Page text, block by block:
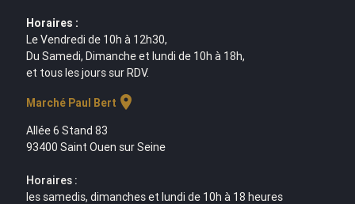
Horaires :
Le Vendredi de 10h à 12h30,
Du Samedi, Dimanche et lundi de 10h à 18h,
et tous les jours sur RDV.
Marché Paul Bert location_on
Allée 6 Stand 83
93400 Saint Ouen sur Seine
Horaires :
les samedis, dimanches et lundi de 10h à 18 heures